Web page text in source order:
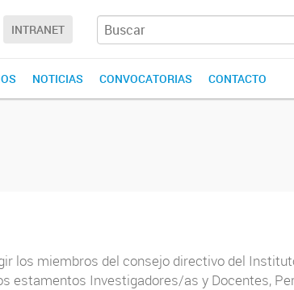
INTRANET
NOTICIAS CONVOCATORIAS CONTACTO
los miembros del consejo directivo del
estamentos Investigadores/as y Docentes,